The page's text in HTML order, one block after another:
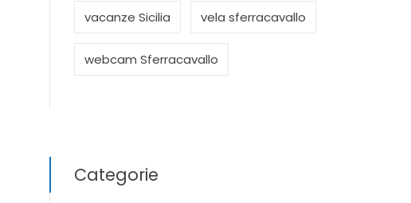
vacanze Sicilia vela sferracavallo
webcam Sferracavallo
Categorie